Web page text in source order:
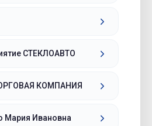
СТЕКЛОАВТО
КОМПАНИЯ
Мария Ивановна